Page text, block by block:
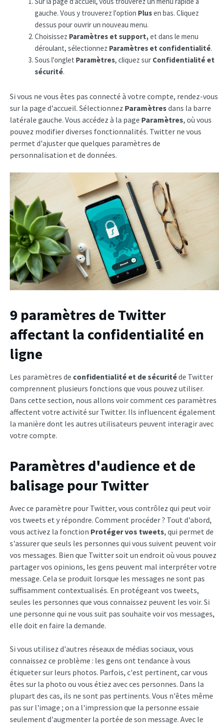
gauche. Vous y trouverez l'option Plusen bas. Cliquez
dessus pour ouvrir un nouveau menu.
Choisissez Paramètres et support, et dans le menu
déroulant, sélectionnez Paramètres et confidentialité.
Sous l'onglet Paramètres, cliquez sur Confidentialité et
sécurité.
Si vous ne vous êtes pas connecté à votre compte, rendez-vous
sur la page d'accueil. Sélectionnez Paramètres dans la barre
latérale gauche. Vous accédez à la page Paramètres, où vous
pouvez modifier diverses fonctionnalités. Twitter ne vous
permet d'ajuster que quelques paramètres de
personnalisation et de données.
9 paramètres de Twitter
affectant la confidentialité en
ligne
Les paramètres de confidentialité et de sécuritéde Twitter
comprennent plusieurs fonctions que vous pouvez utiliser.
Dans cette section, nous allons voir comment ces paramètres
affectent votre activité sur Twitter. Ils influencent également
la manière dont les autres utilisateurs peuvent interagir avec
votre compte.
Paramètres d'audience et de
balisage pour Twitter
Avec ce paramètre pour Twitter, vous contrôlez qui peut voir
vos tweets et y répondre. Comment procéder ? Tout d'abord,
vous activez la fonction Protéger vos tweets, qui permet de
s'assurer que seuls les personnes qui vous suivent peuvent voir
vos messages. Bien que Twitter soit un endroit où vous pouvez
partager vos opinions, les gens peuvent mal interpréter votre
message. Cela se produit lorsque les messages ne sont pas
suffisamment contextualisés. En protégeant vos tweets,
seules les personnes que vous connaissez peuvent les voir. Si
une personne qui ne vous suit pas souhaite voir vos messages,
elle doit en faire la demande.
Si vous utilisez d'autres réseaux de médias sociaux, vous
connaissez ce problème : les gens ont tendance à vous
étiqueter sur leurs photos. Parfois, c'est pertinent, car vous
êtes sur la photo ou vous étiez avec ces personnes. Dans la
plupart des cas, ils ne sont pas pertinents. Vous n'êtes même
pas sur l'image ; on a l'impression que la personne essaie
seulement d'augmenter la portée de son message. Avec le